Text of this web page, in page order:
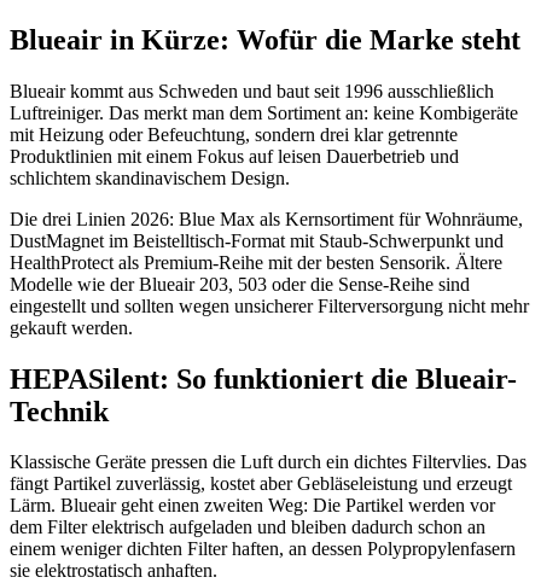
Blueair in Kürze: Wofür die Marke steht
Blueair kommt aus Schweden und baut seit 1996 ausschließlich
Luftreiniger. Das merkt man dem Sortiment an: keine Kombigeräte
mit Heizung oder Befeuchtung, sondern drei klar getrennte
Produktlinien mit einem Fokus auf leisen Dauerbetrieb und
schlichtem skandinavischem Design.
Die drei Linien 2026: Blue Max als Kernsortiment für Wohnräume,
DustMagnet im Beistelltisch-Format mit Staub-Schwerpunkt und
HealthProtect als Premium-Reihe mit der besten Sensorik. Ältere
Modelle wie der Blueair 203, 503 oder die Sense-Reihe sind
eingestellt und sollten wegen unsicherer Filterversorgung nicht mehr
gekauft werden.
HEPASilent: So funktioniert die Blueair-
Technik
Klassische Geräte pressen die Luft durch ein dichtes Filtervlies. Das
fängt Partikel zuverlässig, kostet aber Gebläseleistung und erzeugt
Lärm. Blueair geht einen zweiten Weg: Die Partikel werden vor
dem Filter elektrisch aufgeladen und bleiben dadurch schon an
einem weniger dichten Filter haften, an dessen Polypropylenfasern
sie elektrostatisch anhaften.